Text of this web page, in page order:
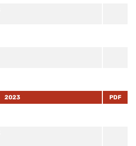
2023
PDF